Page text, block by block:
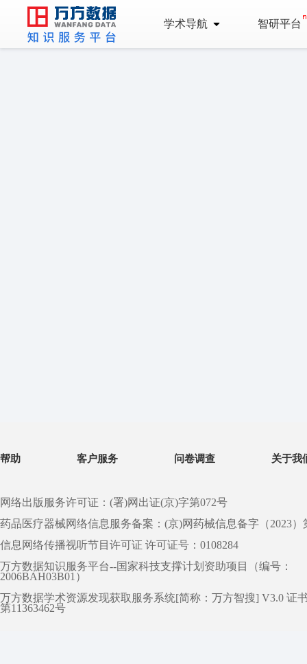
学术导航 智研平台
帮助 客户服务 问卷调查 关于我
网络出版服务许可证：(署)网出证(京)字第072号
药品医疗器械网络信息服务备案：(京)网药械信息备字（2023）
信息网络传播视听节目许可证 许可证号：0108284
万方数据知识服务平台--国家科技支撑计划资助项目（编号：
2006BAH03B01）
万方数据学术资源发现获取服务系统[简称：万方智搜] V3.0 证
第11363462号